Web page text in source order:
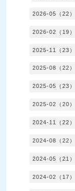
2026-05（22）
2026-02（19）
2025-11（23）
2025-08（22）
2025-05（23）
2025-02（20）
2024-11（22）
2024-08（22）
2024-05（21）
2024-02（17）